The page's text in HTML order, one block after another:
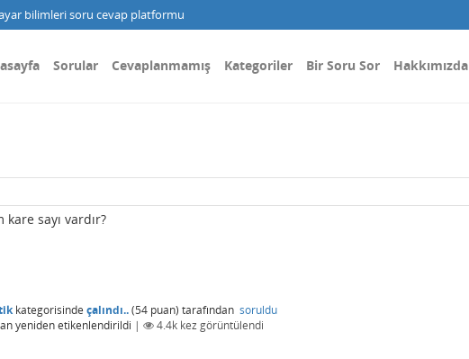
bilimleri soru cevap platformu
Sorular Cevaplanmamış Kategoriler Bir Soru Sor Hakkımızda
sayı vardır?
kategorisinde çalındı..(54 puan) tarafından soruldu
yeniden etikenlendirildi | 4.4k kez görüntülendi